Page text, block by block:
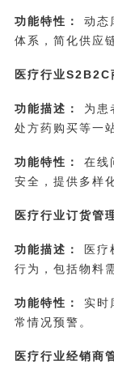
功能特性：
动态
体系，简化供应
医疗行业S2B2C
功能描述： 为患
处方药购买等一
功能特性：
在线
安全，提供多样
医疗行业订货管
功能描述：
医疗
行为，包括物料
功能特性： 实时
常情况预警。
医疗行业经销商